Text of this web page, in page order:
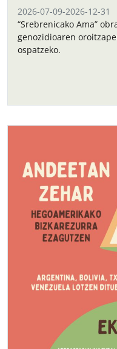
2026-07-09-2026-12-31
“Srebrenicako Ama”
genozidioaren
ospatzeko.